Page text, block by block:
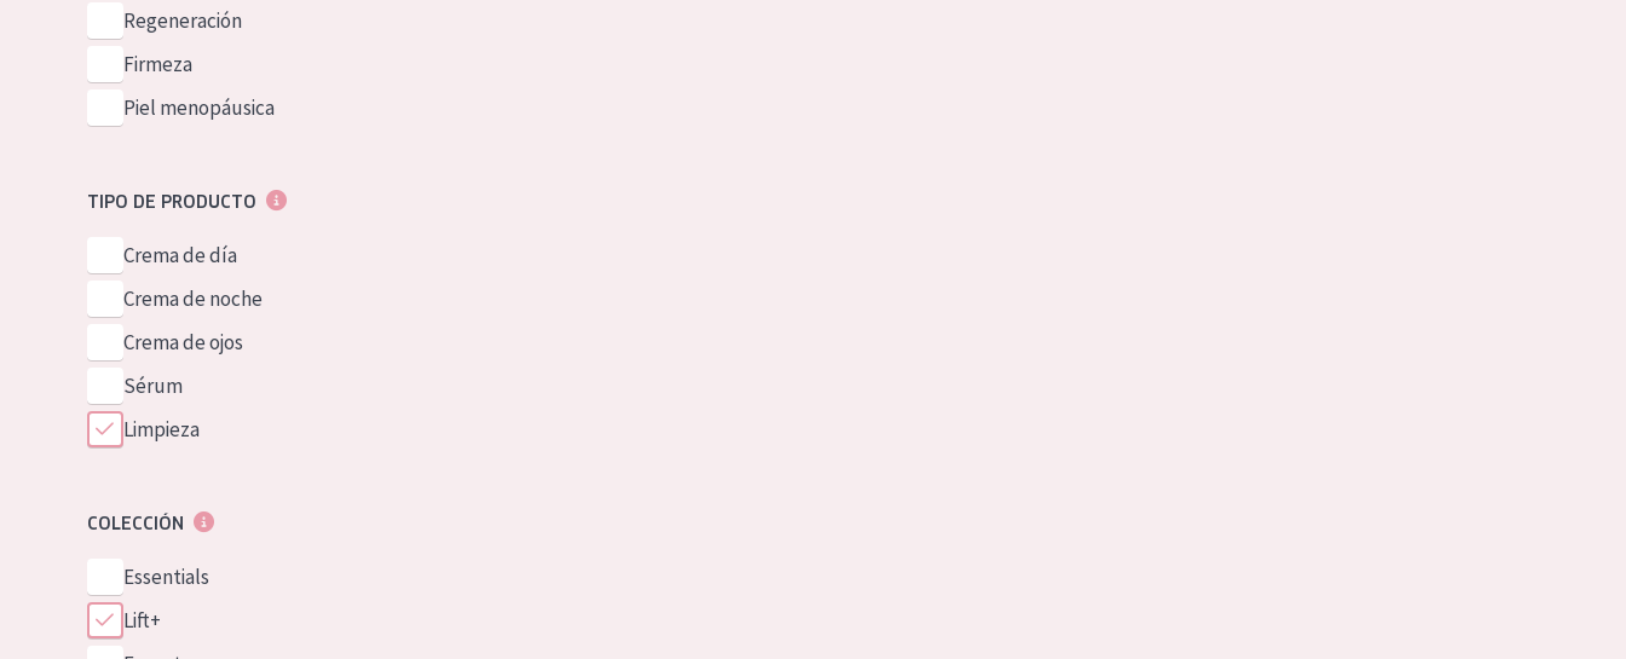
German
Spanish
Greek
Regeneración
Firmeza
Piel menopáusica
TIPO DE PRODUCTO
Crema de día
Crema de noche
Crema de ojos
Sérum
Limpieza
COLECCIÓN
Essentials
Lift+